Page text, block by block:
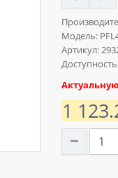
Модель:
Артикул:
1